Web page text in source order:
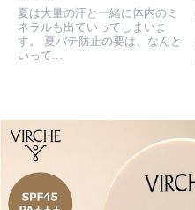
夏は大量の汗と一緒に体内のミ
ネラルも出ていってしまいま
す。 夏バテ防止の要は、なんと
いって...